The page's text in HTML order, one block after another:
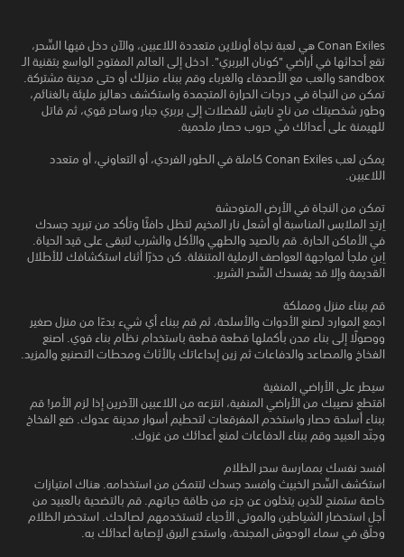
Conan Exiles هي لعبة نجاة أونلاين متعددة اللاعبين، والآن دخل فيها السِّحر،
تقع أحداثها في أراضي "كونان البربري". ادخل إلى العالم المفتوح الواسع بتقنية الـ
sandbox والعب مع الأصدقاء والغرباء وقم ببناء منزلك أو حتى مدينة مشتركة.
تمكن من النجاة في درجات الحرارة المتجمدة واستكشف دهاليز مليئة بالغنائم،
وطور شخصيتك من ناجٍ نابش للفضلات إلى بربري جبار وساحر قوي، ثم قاتل
للهيمنة على أعدائك في حروب حصار ملحمية.
يمكن لعب Conan Exiles كاملة في الطور الفردي، أو التعاوني، أو متعدد
اللاعبين.
تمكن من النجاة في الأرض المتوحشة
اِرتدِ الملابس المناسبة أو أشعل نار المخيم لتظل دافئًا وتأكد من تبريد جسدك
في الأماكن الحارة. قم بالصيد والطهي والأكل والشرب لتبقى على قيد الحياة.
اِبنِ ملجأ لمواجهة العواصف الرملية المتنقلة. كن حذرًا أثناء استكشافك للأطلال
القديمة وإلا قد يفسدك السِّحر الشرير.
قم ببناء منزل ومملكة
اجمع الموارد لصنع الأدوات والأسلحة، ثم قم ببناء أي شيء بدءًا من منزل صغير
ووصولًا إلى بناء مدن بأكملها قطعة قطعة باستخدام نظام بناء قوي. اصنع
الفخاخ والمصاعد والدفاعات ثم زين إبداعاتك بالأثاث ومحطات التصنيع والمزيد.
سيطر على الأراضي المنفية
اقتطع نصيبك من الأراضي المنفية، انتزعه من اللاعبين الآخرين إذا لزم الأمر! قم
ببناء أسلحة حصار واستخدم المفرقعات لتحطيم أسوار مدينة عدوك. ضع الفخاخ
وجنّد العبيد وقم ببناء الدفاعات لمنع أعدائك من غزوك.
افسد نفسك بممارسة سحر الظلام
استكشف السِّحر الخبيث وافسد جسدك لتتمكن من استخدامه. هناك امتيازات
خاصة ستمنح للذين يتخلون عن جزء من طاقة حياتهم. قم بالتضحية بالعبيد من
أجل استحضار الشياطين والموتى الأحياء لتستخدمهم لصالحك. استحضر الظلام
وحلّق في سماء الوحوش المجنحة، واستدع البرق لإصابة أعدائك به.